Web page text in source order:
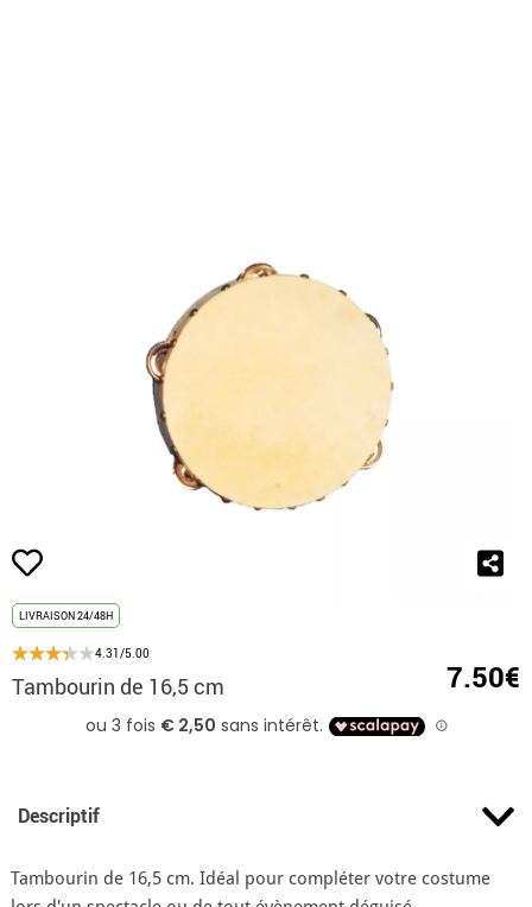
LIVRAISON 24/48H
4.31/5.00
Tambourin de 16,5 cm 7.50€
Descriptif
Tambourin de 16,5 cm. Idéal pour compléter votre costume